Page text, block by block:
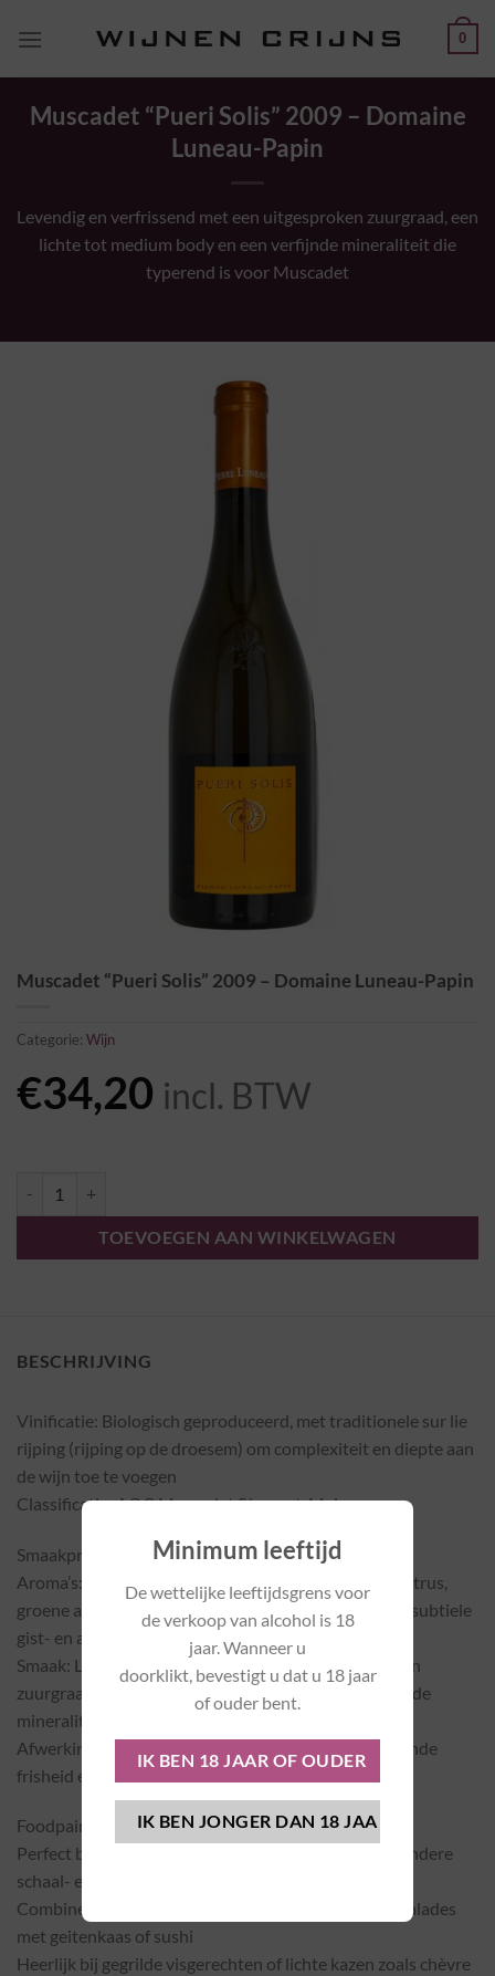
naar
0
Muscadet “Pueri Solis” 2009 – Domaine
Luneau-Papin
Levendig en verfrissend met een uitgesproken zuurgraad, een
lichte tot medium body en een verfijnde mineraliteit die
typerend is voor Muscadet
Muscadet “Pueri Solis” 2009 – Domaine Luneau-Papin
Categorie: Wijn
€34,20 incl. BTW
TOEVOEGEN AAN WINKELWAGEN
BESCHRIJVING
Vinificatie: Biologisch geproduceerd, met traditionele sur lie
rijping (rijping op de droesem) om complexiteit en diepte aan
de wijn toe te voegen
Classificatie: AOC Muscadet Sèvre-et-Maine
Smaakprofiel:
Aroma’s: Frisse en minerale aroma’s met tonen van citrus,
groene appel, en een lichte ziltigheid, aangevuld met subtiele
gist- en amandeltonen door de sur lie rijping
Smaak: Levendig en verfrissend met een uitgesproken
zuurgraad, een lichte tot medium body en een verfijnde
mineraliteit die typerend is voor Muscadet
Afwerking: Lang en verkwikkend, met een aanhoudende
frisheid en een delicate, ziltige nasmaak
Foodpairing:
Perfect bij zeevruchten zoals oesters, mosselen, en andere
schaal- en schelpdieren
Combineert goed met lichte, frisse gerechten zoals salades
met geitenkaas of sushi
Heerlijk bij gegrilde visgerechten of lichte kazen zoals chèvre
Minimum leeftijd
De wettelijke leeftijdsgrens voor
de verkoop van alcohol is 18
jaar. Wanneer u
doorklikt, bevestigt u dat u 18 jaar
of ouder bent.